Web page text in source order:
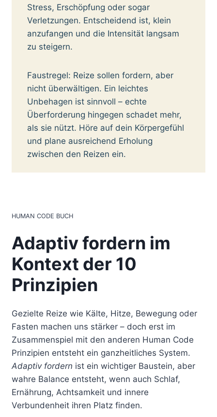
Stress, Erschöpfung oder sogar
Verletzungen. Entscheidend ist, klein
anzufangen und die Intensität langsam
zu steigern.
Faustregel: Reize sollen fordern, aber
nicht überwältigen. Ein leichtes
Unbehagen ist sinnvoll – echte
Überforderung hingegen schadet mehr,
als sie nützt. Höre auf dein Körpergefühl
und plane ausreichend Erholung
zwischen den Reizen ein.
HUMAN CODE BUCH
Adaptiv fordern im
Kontext der 10
Prinzipien
Gezielte Reize wie Kälte, Hitze, Bewegung oder
Fasten machen uns stärker – doch erst im
Zusammenspiel mit den anderen Human Code
Prinzipien entsteht ein ganzheitliches System.
Adaptiv fordern ist ein wichtiger Baustein, aber
wahre Balance entsteht, wenn auch Schlaf,
Ernährung, Achtsamkeit und innere
Verbundenheit ihren Platz finden.